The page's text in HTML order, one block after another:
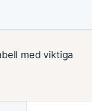
med viktiga